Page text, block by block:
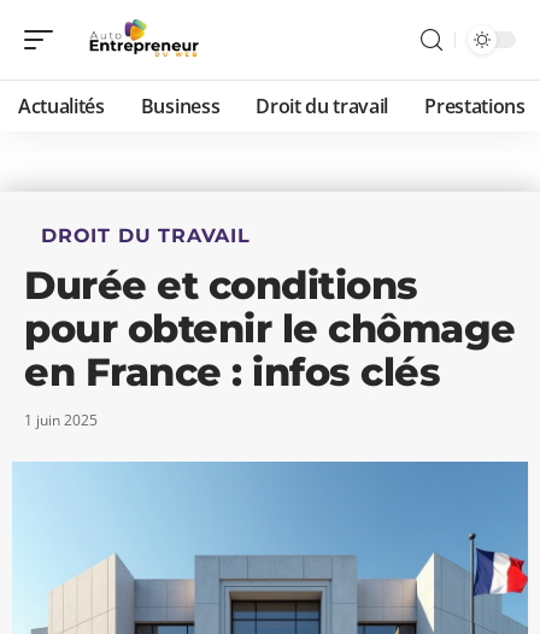
Actualités Business Droit du travail Prestations
DROIT DU TRAVAIL
Durée et conditions
pour obtenir le chômage
en France : infos clés
1 juin 2025